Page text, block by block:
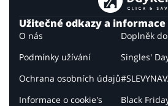
Užitečné odkazy a informace
O nás
Podmínky užívání
Ochrana osobních údajů
Informace o cookie's
Doplněk
Singles'
Black